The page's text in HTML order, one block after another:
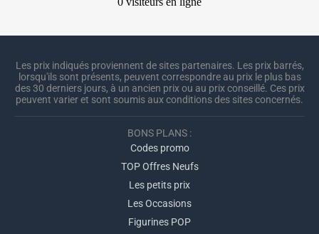
Les prix indiqués proviennent de sites partenaires. Les prix barrés,
lorsqu'ils sont présents, peuvent correspondre au prix le plus bas
des 30 derniers jours, à un ancien prix ou au prix conseillé. Ces prix
peuvent varier et sont soumis aux conditions des sites concernés.
BONS PLANS :
Codes promo
TOP Offres Neufs
Les petits prix
Les Occasions
Figurines POP